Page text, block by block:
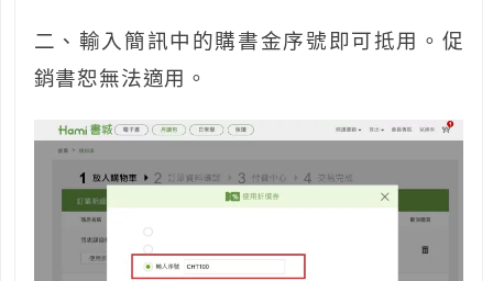
二、輸入簡訊中的購書金序號即可抵用。促
銷書恕無法適用。